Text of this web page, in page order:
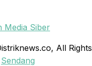
Media Siber
All
Sendang